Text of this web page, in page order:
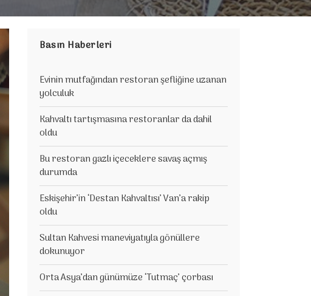
Basın Haberleri
Evinin mutfağından restoran şefliğine uzanan
yolculuk
Kahvaltı tartışmasına restoranlar da dahil
oldu
Bu restoran gazlı içeceklere savaş açmış
durumda
Eskişehir’in ‘Destan Kahvaltısı’ Van’a rakip
oldu
Sultan Kahvesi maneviyatıyla gönüllere
dokunuyor
Orta Asya’dan günümüze ‘Tutmaç’ çorbası